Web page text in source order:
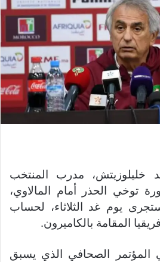
خليلوزيتش، مدرب المنتخب
توخي الحذر أمام المالاوي،
يوم غد الثلاثاء، لحساب
المقامة بالكاميرون.
المؤتمر الصحافي الذي يسبق